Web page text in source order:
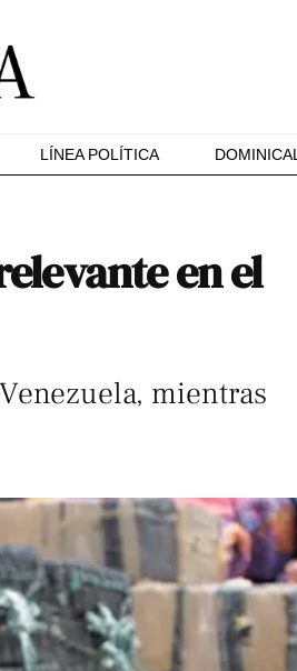
LÍNEA POLÍTICA DOMINICAL
en el
mientras